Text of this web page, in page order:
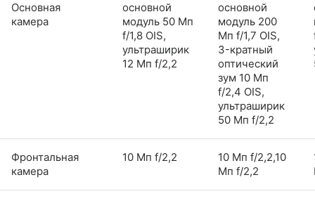
Основная
камера
основной
модуль 50 Мп
f/1,8 OIS,
ультраширик
12 Мп f/2,2
основной
модуль 200
Мп f/1,7 OIS,
3-кратный
оптический
зум 10 Мп
f/2,4 OIS,
ультраширик
50 Мп f/2,2
Фронтальная
камера
10 Мп f/2,2
10 Мп f/2,2,10
Мп f/2,2